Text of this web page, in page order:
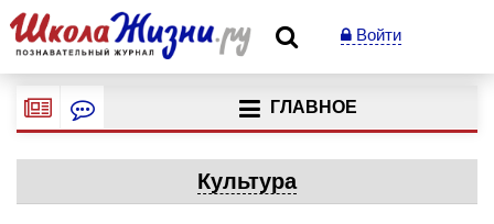
Войти
ГЛАВНОЕ
Культура